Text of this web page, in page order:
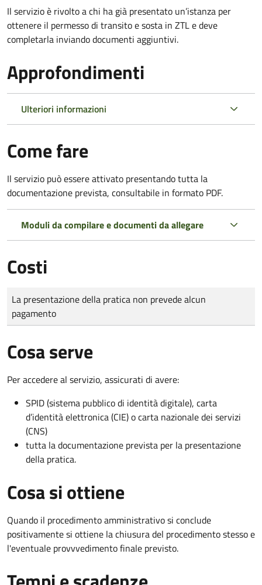
Il servizio è rivolto a chi ha già presentato un’istanza per
ottenere il permesso di transito e sosta in ZTL e deve
completarla inviando documenti aggiuntivi.
Approfondimenti
Ulteriori informazioni
Come fare
Il servizio può essere attivato presentando tutta la
documentazione prevista, consultabile in formato PDF.
Moduli da compilare e documenti da allegare
Costi
Tipo di pagamento
Importo
La presentazione della pratica non prevede alcun
pagamento
Cosa serve
Per accedere al servizio, assicurati di avere:
SPID (sistema pubblico di identità digitale), carta
d’identità elettronica (CIE) o carta nazionale dei servizi
(CNS)
tutta la documentazione prevista per la presentazione
della pratica.
Cosa si ottiene
Quando il procedimento amministrativo si conclude
positivamente si ottiene la chiusura del procedimento stesso e
l'eventuale provvvedimento finale previsto.